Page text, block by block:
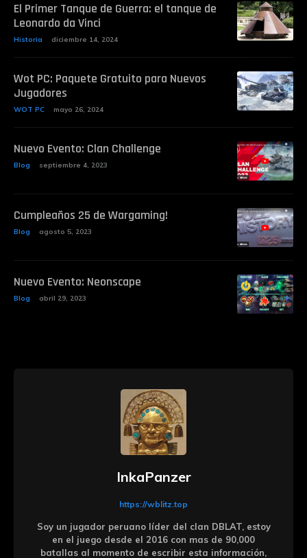
El Primer Tanque de Guerra: el tanque de
Leonardo da Vinci
Historia diciembre 14, 2024
Wot PC: Paquete Gratuito para Nuevos
Jugadores
WOT PC mayo 26, 2024
Nuevo Evento: Clan Challenge
Blog septiembre 4, 2023
Cumpleaños 25 de Wargaming!
Blog agosto 5, 2023
Nuevo Evento: Neonscape
Blog abril 29, 2023
InkaPanzer
https://wblitz.top
Soy un jugador peruano líder del clan DBLAT, estoy
en el juego desde el 2016 con mas de 90,000
batallas al momento de escribir esta información,